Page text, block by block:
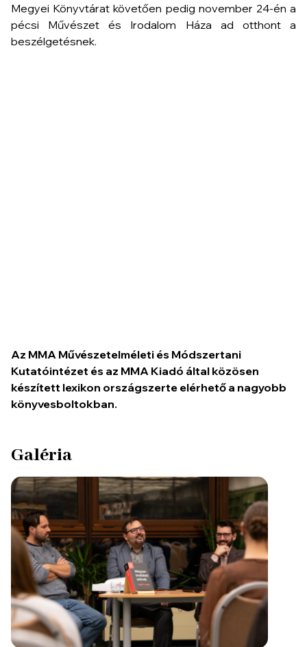
Megyei Könyvtárat követően pedig november 24-én a
pécsi Művészet és Irodalom Háza ad otthont a
beszélgetésnek.
Az MMA Művészetelméleti és Módszertani
Kutatóintézet és az MMA Kiadó által közösen
készített lexikon országszerte elérhető a nagyobb
könyvesboltokban.
Galéria